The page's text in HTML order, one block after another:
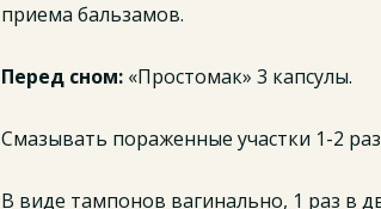
приема бальзамов.
Перед сном: «Простомак» 3 капсулы.
Смазывать пораженные участки 1-2
В виде тампонов вагинально, 1 раз в